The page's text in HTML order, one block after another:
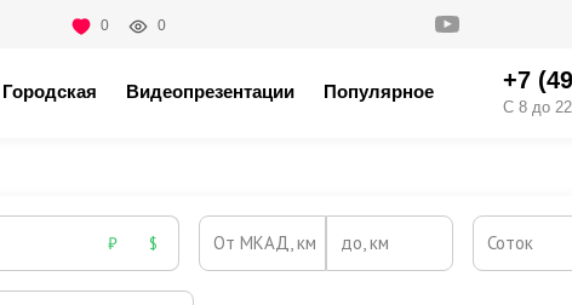
0 0
Городская Видеопрезентации Популярное +7
С 8 до
₽ $ От МКАД, км до, км Соток